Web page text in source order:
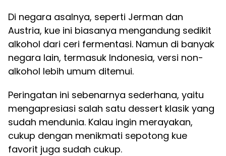
Di negara asalnya, seperti Jerman dan
Austria, kue ini biasanya mengandung sedikit
alkohol dari ceri fermentasi. Namun di banyak
negara lain, termasuk Indonesia, versi non-
alkohol lebih umum ditemui.
Peringatan ini sebenarnya sederhana, yaitu
mengapresiasi salah satu dessert klasik yang
sudah mendunia. Kalau ingin merayakan,
cukup dengan menikmati sepotong kue
favorit juga sudah cukup.